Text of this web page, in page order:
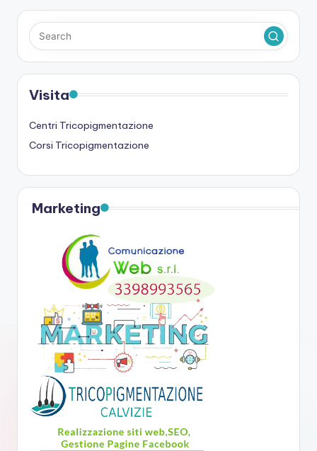
Visita
Centri Tricopigmentazione
Corsi Tricopigmentazione
Marketing